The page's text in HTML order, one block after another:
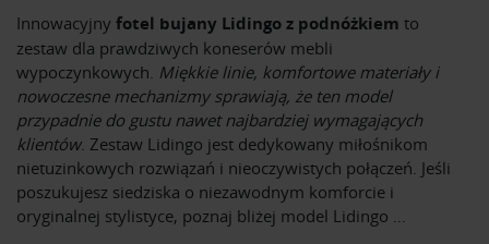
Innowacyjny fotel bujany Lidingo z podnóżkiem to
zestaw dla prawdziwych koneserów mebli
wypoczynkowych. Miękkie linie, komfortowe materiały i
nowoczesne mechanizmy sprawiają, że ten model
przypadnie do gustu nawet najbardziej wymagających
klientów. Zestaw Lidingo jest dedykowany miłośnikom
nietuzinkowych rozwiązań i nieoczywistych połączeń. Jeśli
poszukujesz siedziska o niezawodnym komforcie i
oryginalnej stylistyce, poznaj bliżej model Lidingo …